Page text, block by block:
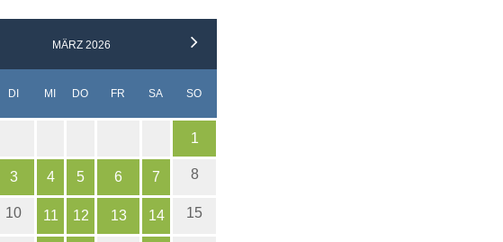
MÄRZ 2026
DIENSTAG
MI TTWOCH
DONNERSTAG
FR EITAGSAMSTAG
SONNTAG
1
3 4 5 6 7 8
10 11 12 13 14 15